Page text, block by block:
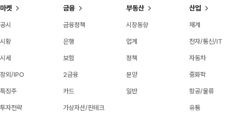
마켓
공시
시황
시세
장외/IPO
특징주
투자전략
금융
금융정책
은행
보험
2금융
카드
가상자산/핀테크
부동산
시장동향
업계
정책
분양
일반
산업
재계
전자/통신/IT
자동차
중화학
항공/물류
유통